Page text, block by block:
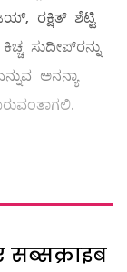
ರಕ್ಷಿತ್‌ ಶೆಟ್ಟಿ
ಸುದೀಪ್‌ರನ್ನು
ಅನನ್ಯಾ